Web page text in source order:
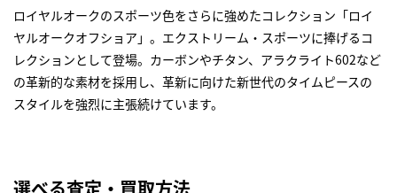
ロイヤルオークのスポーツ色をさらに強めたコレクション「ロイ
ヤルオークオフショア」。エクストリーム・スポーツに捧げるコ
レクションとして登場。カーボンやチタン、アラクライト602など
の革新的な素材を採用し、革新に向けた新世代のタイムピースの
スタイルを強烈に主張続けています。